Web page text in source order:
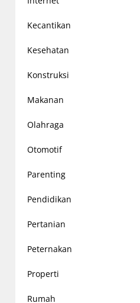
Kecantikan
Kesehatan
Konstruksi
Makanan
Olahraga
Otomotif
Parenting
Pendidikan
Pertanian
Peternakan
Properti
Rumah